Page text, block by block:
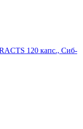
120 капс., Сиб-